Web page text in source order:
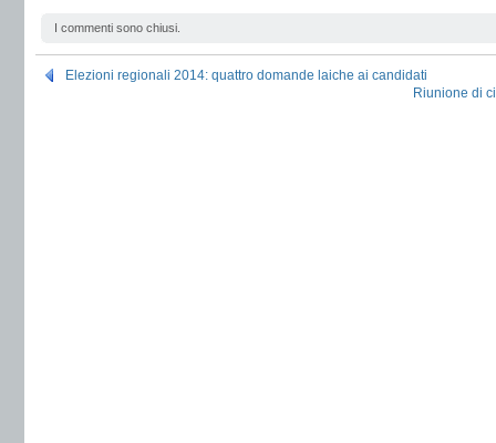
I commenti sono chiusi.
Elezioni regionali 2014: quattro domande laiche ai candidati
Riunione di